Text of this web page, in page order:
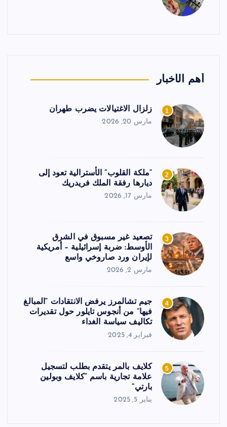
أهم الأخبار
1 زلزال الاغتيالات يضرب طهران
مارس 20, 2026
2
“ملكة القلوب” الأسترالية تعود إلى
ديارها رفقة الملك فريدريك
مارس 17, 2026
3
تصعيد غير مسبوق في الشرق
الأوسط: ضربة إسرائيلية – أمريكية
لإيران ورد صاروخي واسع
مارس 2, 2026
4
جيم تشالمرز يرفض الانتقادات “المبالغ
فيها” من أنجوس تايلور حول تقديرات
تكاليف سياسة الغداء
فبراير 4, 2025
5
كلايف بالمر يتقدم بطلب لتسجيل
علامة تجارية باسم “كلايف وبولين
بارتي”
يناير 5, 2025